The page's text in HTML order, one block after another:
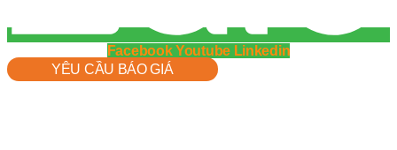
Facebook Youtube Linkedin
YÊU CẦU BÁO GIÁ